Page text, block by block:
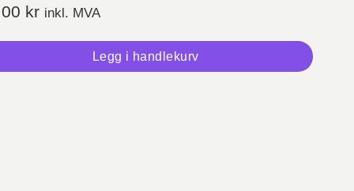
kr inkl. MVA
Legg i handlekurv